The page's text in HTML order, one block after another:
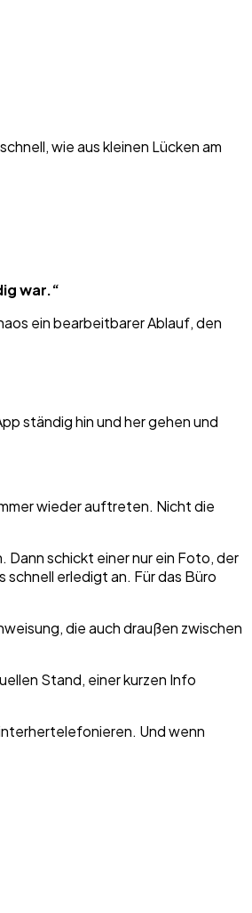
wie aus kleinen Lücken am
war.“
ein bearbeitbarer Ablauf, den
ständig hin und her gehen und
wieder auftreten. Nicht die
schickt einer nur ein Foto, der
erledigt an. Für das Büro
die auch draußen zwischen
Stand, einer kurzen Info
Und wenn